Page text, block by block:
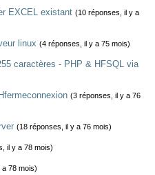
EXCEL existant (10 réponses, il y a
linux (4 réponses, il y a 75 mois)
caractères - PHP & HFSQL via
(3 réponses, il y a 76
(18 réponses, il y a 76 mois)
il y a 78 mois)
78 mois)